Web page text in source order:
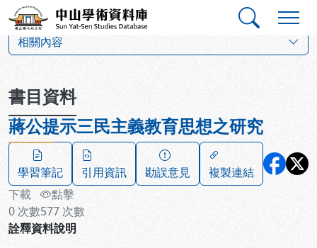
跳到主要內容
中山學術資料庫
相關內容
書目資料
蔣公提示三民主義教育思想之研究
學習筆記 引用資訊 勘誤意見
複製連結
下載
0 次數
點擊
577 次數
詮釋資料說明